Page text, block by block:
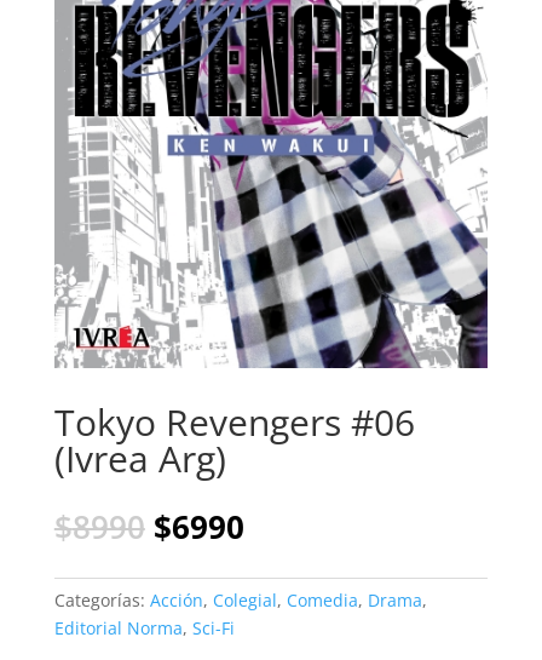
Tokyo Revengers #06
(Ivrea Arg)
$8990 El
precio
original
era:
$8990.
$6990El
actual
es:
Categorías: Acción, Colegial, Comedia, Drama,
Editorial Norma, Sci-Fi